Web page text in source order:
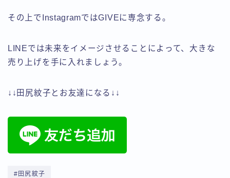
その上でInstagramではGIVEに専念する。
LINEでは未来をイメージさせることによって、大きな
売り上げを手に入れましょう。
↓↓田尻紋子とお友達になる↓↓
#田尻紋子